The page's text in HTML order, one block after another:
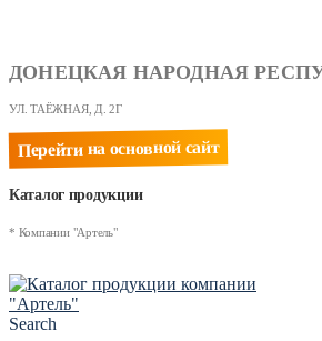
ДОНЕЦКАЯ НАРОДНАЯ
УЛ. ТАЁЖНАЯ, Д. 2Г
Перейти на основной сайт
Каталог продукции
* Компании "Артель"
Search